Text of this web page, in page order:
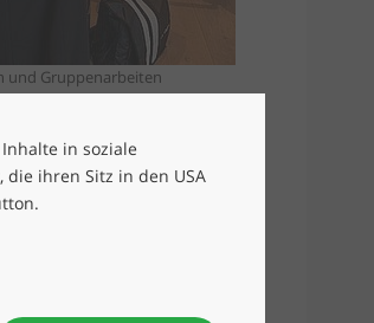
in soziale
ihren Sitz in den USA
und Gruppenarbeiten